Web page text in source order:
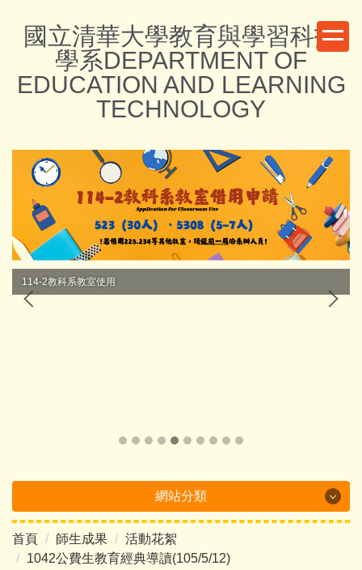
內
國立清華大學教育與學習科技
學系DEPARTMENT OF
EDUCATION AND LEARNING
TECHNOLOGY
114-2教科系教室使用
網站分類
Department Brochure
首頁 師生成果
活動花絮
1042公費生教育經典導讀(105/5/12)